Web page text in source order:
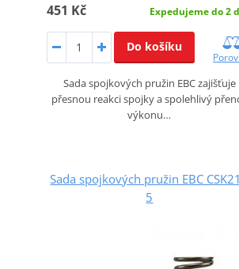
451 Kč Expedujeme do 2
Do košíku
Sada spojkových pružin EBC zajišťuje
přesnou reakci spojky a spolehlivý
výkonu…
Sada spojkových pružin EBC
5